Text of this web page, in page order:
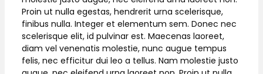
Proin ut nulla egestas, hendrerit urna scelerisque,
finibus nulla. Integer et elementum sem. Donec nec
scelerisque elit, id pulvinar est. Maecenas laoreet,
diam vel venenatis molestie, nunc augue tempus
felis, nec efficitur dui leo a tellus. Nam molestie justo